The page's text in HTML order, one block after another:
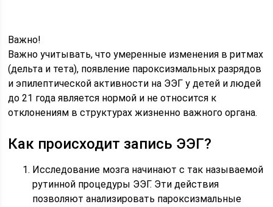
Важно!
Важно учитывать, что умеренные изменения в ритмах
(дельта и тета), появление пароксизмальных разрядов
и эпилептической активности на ЭЭГ у детей и людей
до 21 года является нормой и не относится к
отклонениям в структурах жизненно важного органа.
Как происходит запись ЭЭГ?
Исследование мозга начинают с так называемой
рутинной процедуры ЭЭГ. Эти действия
позволяют анализировать пароксизмальные